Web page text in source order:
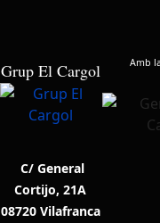
Grup El Cargol Amb
C/ General
Cortijo, 21A
08720 Vilafranca